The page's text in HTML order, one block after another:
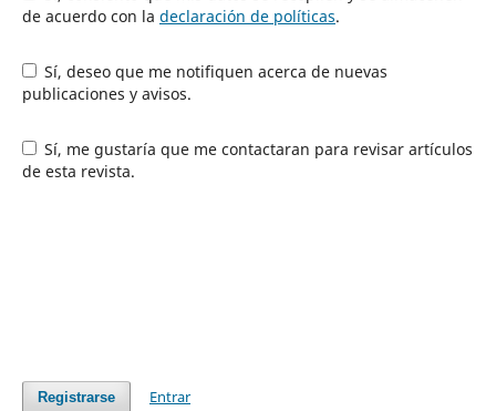
de acuerdo con la declaración de políticas.
Sí, deseo que me notifiquen acerca de nuevas
publicaciones y avisos.
Sí, me gustaría que me contactaran para revisar artículos
de esta revista.
Registrarse Entrar